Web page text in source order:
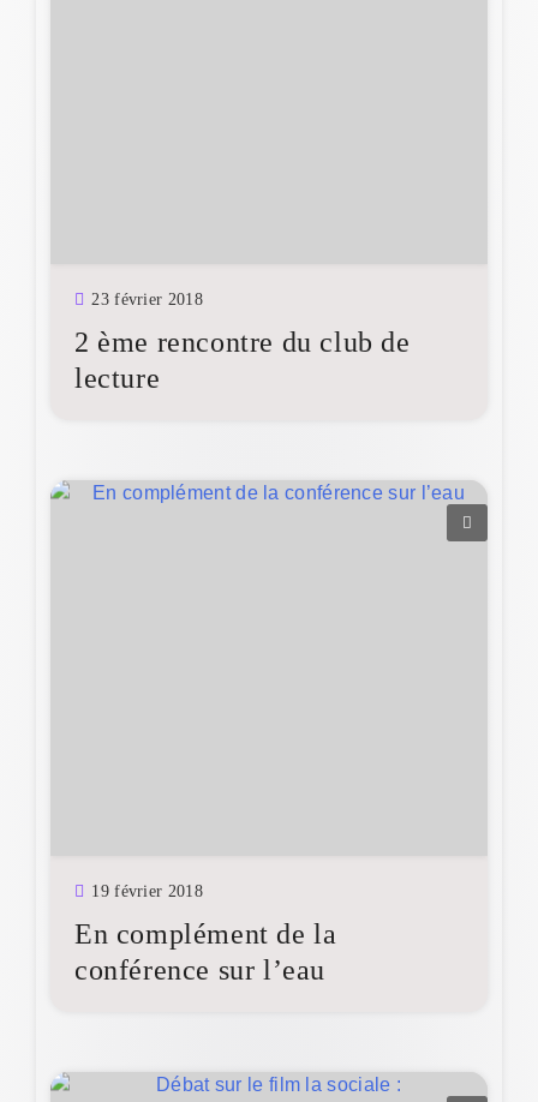
23 février 2018
2 ème rencontre du club de
lecture
19 février 2018
En complément de la
conférence sur l’eau